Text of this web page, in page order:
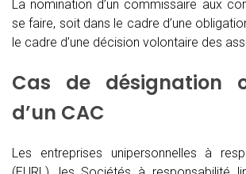
La nomination d’un commissaire aux
se faire, soit dans le cadre d’une
le cadre d’une décision volontaire des
Cas de désignation
d’un CAC
Les entreprises unipersonnelles à